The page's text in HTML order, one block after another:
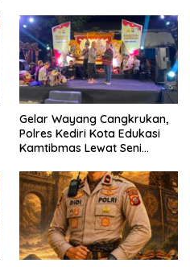
Gelar Wayang Cangkrukan,
Polres Kediri Kota Edukasi
Kamtibmas Lewat Seni